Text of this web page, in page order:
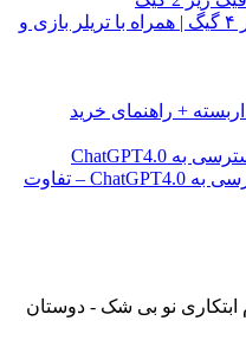
۱۰ بازی پیشنهادی برای رم زیر ۴ گیگ | همراه با تریلر بازی و
GPT-4 معرفی شد، نحوه دسترسی به ChatGPT4.0 – تفاوت
ابتکاری نو بی شک - دوستان